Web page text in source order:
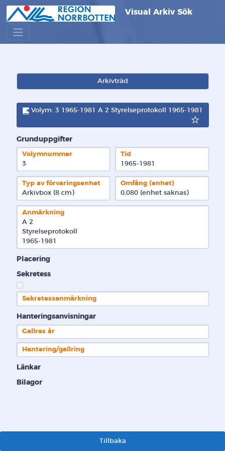
Visual Arkiv Sök
Arkivträd
Volym: 3 1965-1981 A 2 Styrelseprotokoll 1965-1981
Grunduppgifter
Volymnummer
3
Tid
1965-1981
Typ av förvaringsenhet
Arkivbox (8 cm)
Omfång (enhet)
0,080 (enhet saknas)
Anmärkning
A 2
Styrelseprotokoll
1965-1981
Placering
Sekretess
Sekretessanmärkning
Hanteringsanvisningar
Gallras år
Hantering/gallring
Länkar
Bilagor
Tillbaka